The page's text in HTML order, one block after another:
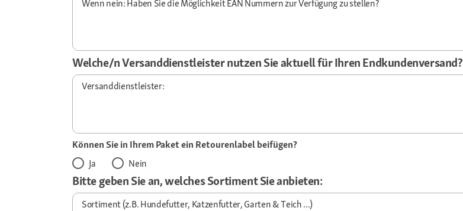
Wenn nein: Haben Sie die Möglichkeit EAN Nummern zur Verfügung zu stellen?
Welche/n Versanddienstleister nutzen Sie aktuell für Ihren Endkundenversand?
Versanddienstleister:
Können Sie in Ihrem Paket ein Retourenlabel beifügen?
Ja
Nein
Bitte geben Sie an, welches Sortiment Sie anbieten:
Sortiment (z.B. Hundefutter, Katzenfutter, Garten & Teich ...)